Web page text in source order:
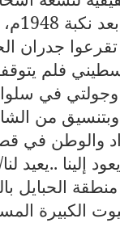
تقرعوا جدران
فلم
في سلواد
وبتنسيق من
والوطن في
إلينا ..يعيد
الحبايل
الكبيرة